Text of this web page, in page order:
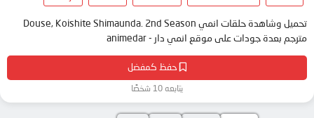
حفظ كمفضل
يتابعه 10 شخصًا
تحميل وشاهدة حلقات انمي Douse, Koishite Shimaunda. 2nd Season
مترجم بعدة جودات على موقع انمي دار - animedar